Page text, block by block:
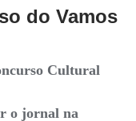
do Vamos
Cultural
o jornal na